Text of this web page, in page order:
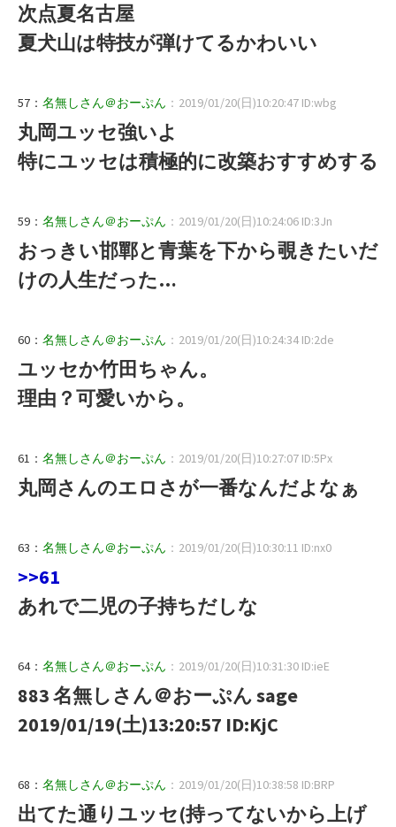
次点夏名古屋
夏犬山は特技が弾けてるかわいい
57： 名無しさん＠おーぷん ：2019/01/20(日)10:20:47 ID:wbg
丸岡ユッセ強いよ
特にユッセは積極的に改築おすすめする
59： 名無しさん＠おーぷん ：2019/01/20(日)10:24:06 ID:3Jn
おっきい邯鄲と青葉を下から覗きたいだ
けの人生だった…
60： 名無しさん＠おーぷん ：2019/01/20(日)10:24:34 ID:2de
ユッセか竹田ちゃん。
理由？可愛いから。
61： 名無しさん＠おーぷん ：2019/01/20(日)10:27:07 ID:5Px
丸岡さんのエロさが一番なんだよなぁ
63： 名無しさん＠おーぷん ：2019/01/20(日)10:30:11 ID:nx0
>>61
あれで二児の子持ちだしな
64： 名無しさん＠おーぷん ：2019/01/20(日)10:31:30 ID:ieE
883 名無しさん＠おーぷん sage
2019/01/19(土)13:20:57 ID:KjC
68： 名無しさん＠おーぷん ：2019/01/20(日)10:38:58 ID:BRP
出てた通りユッセ(持ってないから上げ